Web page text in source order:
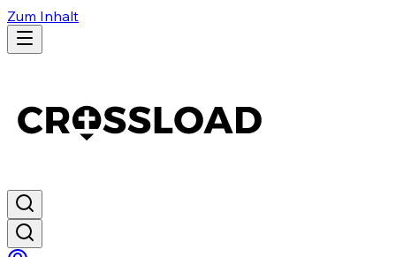
Zum Inhalt